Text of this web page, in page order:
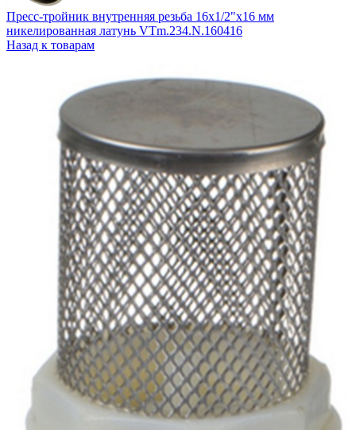
Пресс-тройник внутренняя резьба 16х1/2"х16 мм
никелированная латунь VTm.234.N.160416
Назад к товарам